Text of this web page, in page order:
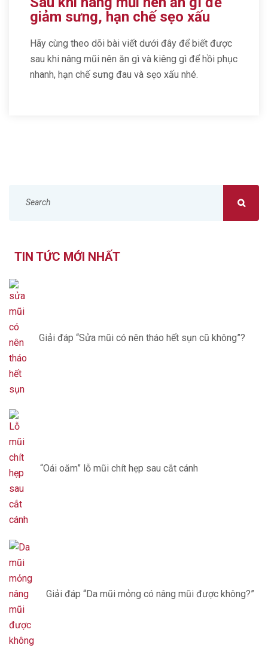
giảm sưng, hạn chế sẹo xấu
Hãy cùng theo dõi bài viết dưới đây để biết được
sau khi nâng mũi nên ăn gì và kiêng gì để hồi phục
nhanh, hạn chế sưng đau và sẹo xấu nhé.
TIN TỨC MỚI NHẤT
Giải đáp “Sửa mũi có nên tháo hết sụn cũ không”?
“Oái oăm” lỗ mũi chít hẹp sau cắt cánh
Giải đáp “Da mũi mỏng có nâng mũi được không?”